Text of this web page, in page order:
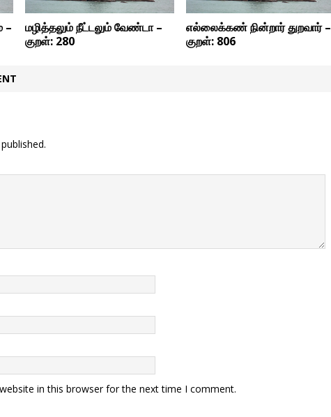
–
மழித்தலும் நீட்டலும் வேண்டா –
குறள்: 280
எல்லைக்கண் நின்றார் துறவார் –
குறள்: 806
in this browser for the next time I comment.